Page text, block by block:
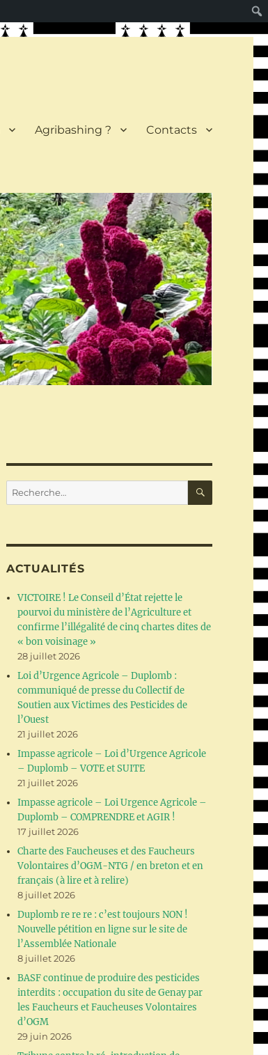
Agribashing ? Contacts
Recherche
pour :
ACTUALITÉS
VICTOIRE ! Le Conseil d’État rejette le
pourvoi du ministère de l’Agriculture et
confirme l’illégalité de cinq chartes dites de
« bon voisinage »
28 juillet 2026
Loi d’Urgence Agricole – Duplomb :
communiqué de presse du Collectif de
Soutien aux Victimes des Pesticides de
l’Ouest
21 juillet 2026
Impasse agricole – Loi d’Urgence Agricole
– Duplomb – VOTE et SUITE
21 juillet 2026
Impasse agricole – Loi Urgence Agricole –
Duplomb – COMPRENDRE et AGIR !
17 juillet 2026
Charte des Faucheuses et des Faucheurs
Volontaires d’OGM-NTG / en breton et en
français (à lire et à relire)
8 juillet 2026
Duplomb re re re : c’est toujours NON !
Nouvelle pétition en ligne sur le site de
l’Assemblée Nationale
8 juillet 2026
BASF continue de produire des pesticides
interdits : occupation du site de Genay par
les Faucheurs et Faucheuses Volontaires
d’OGM
29 juin 2026